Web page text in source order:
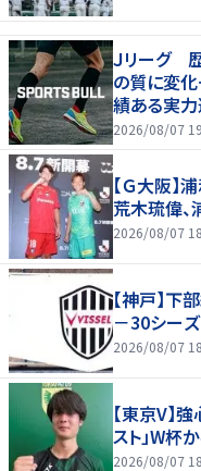
Ｊリーグ
の質に変
績ある実
2026/08/07
【Ｇ大阪
荒木琉偉
2026/08/07
【神戸】
－30シー
2026/08/07
【東京V】
スト」W杯
2026/08/07